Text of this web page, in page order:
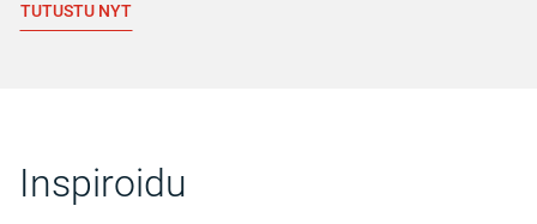
TUTUSTU NYT
Inspiroidu